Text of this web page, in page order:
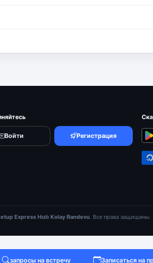
Войти Регистрация
Express Hızlı Kolay Randevu. Все права защищены.
запросы на встречу Записаться на